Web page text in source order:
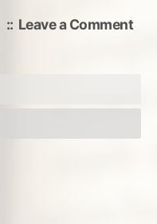
Leave a Commenton